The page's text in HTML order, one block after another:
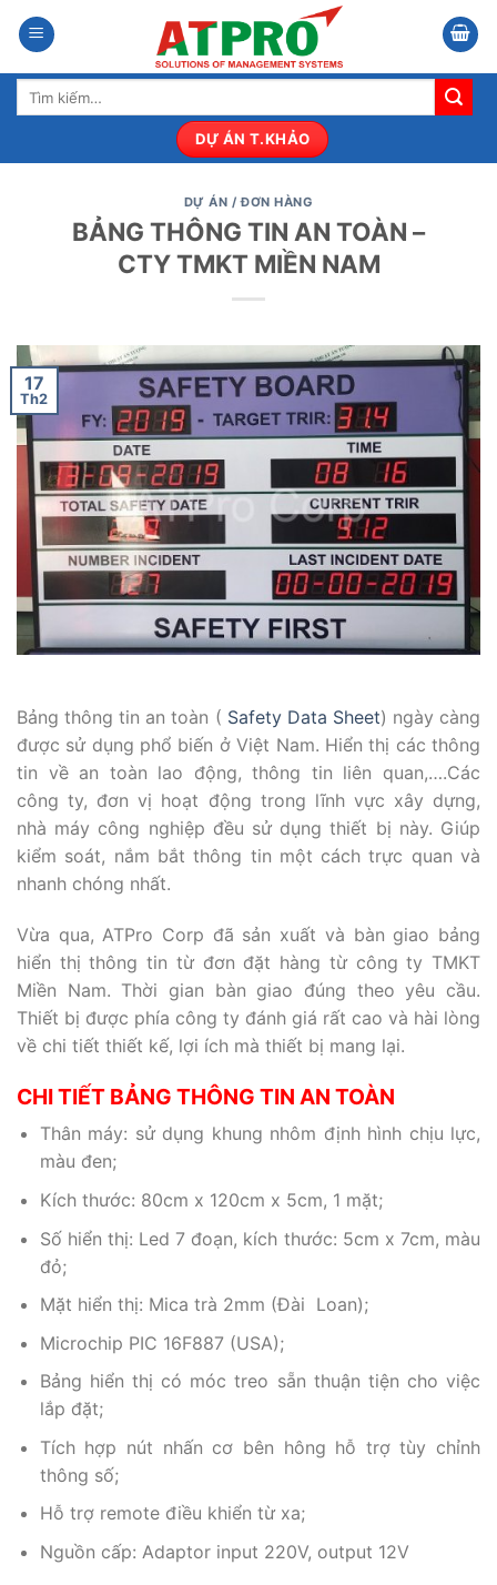
qua
nội
dung
Tìm
DỰ ÁN T.KHẢO
DỰ ÁN / ĐƠN HÀNG
BẢNG THÔNG TIN AN TOÀN –
CTY TMKT MIỀN NAM
17
Th2
Bảng thông tin an toàn ( Safety Data Sheet) ngày càng
được sử dụng phổ biến ở Việt Nam. Hiển thị các thông
tin về an toàn lao động, thông tin liên quan,….Các
công ty, đơn vị hoạt động trong lĩnh vực xây dựng,
nhà máy công nghiệp đều sử dụng thiết bị này. Giúp
kiểm soát, nắm bắt thông tin một cách trực quan và
nhanh chóng nhất.
Vừa qua, ATPro Corp đã sản xuất và bàn giao bảng
hiển thị thông tin từ đơn đặt hàng từ công ty TMKT
Miền Nam. Thời gian bàn giao đúng theo yêu cầu.
Thiết bị được phía công ty đánh giá rất cao và hài lòng
về chi tiết thiết kế, lợi ích mà thiết bị mang lại.
CHI TIẾT BẢNG THÔNG TIN AN TOÀN
Thân máy: sử dụng khung nhôm định hình chịu lực,
màu đen;
Kích thước: 80cm x 120cm x 5cm, 1 mặt;
Số hiển thị: Led 7 đoạn, kích thước: 5cm x 7cm, màu
đỏ;
Mặt hiển thị: Mica trà 2mm (Đài Loan);
Microchip PIC 16F887 (USA);
Bảng hiển thị có móc treo sẵn thuận tiện cho việc
lắp đặt;
Tích hợp nút nhấn cơ bên hông hỗ trợ tùy chỉnh
thông số;
Hỗ trợ remote điều khiển từ xa;
Nguồn cấp: Adaptor input 220V, output 12V